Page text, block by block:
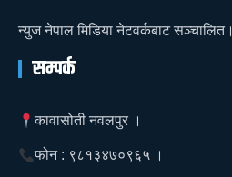
न्युज नेपाल मिडिया नेटवर्कबाट सञ्चालित।
सम्पर्क
कावासोती नवलपुर ।
फोन : ९८१३४७०९६५ ।